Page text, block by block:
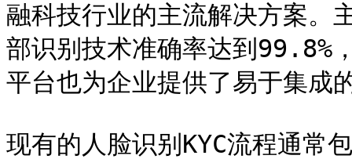
融科技行业的主流解决方案
部识别技术准确率达到
平台也为企业提供了易于集成
现有的人脸识别KYC流程通常